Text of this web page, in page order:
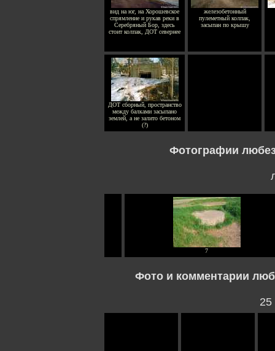
вид на юг, на Хорошевское
спрямление и рукав реки в
Серебряный Бор, здесь
стоит колпак, ДОТ севернее
железобетонный
пулеметный колпак,
засыпан по крышу
ДОТ сборный, пространство
между балками засыпано
землей, а не залито бетоном
(?)
Фотографии
7
Фото и комментарии
25